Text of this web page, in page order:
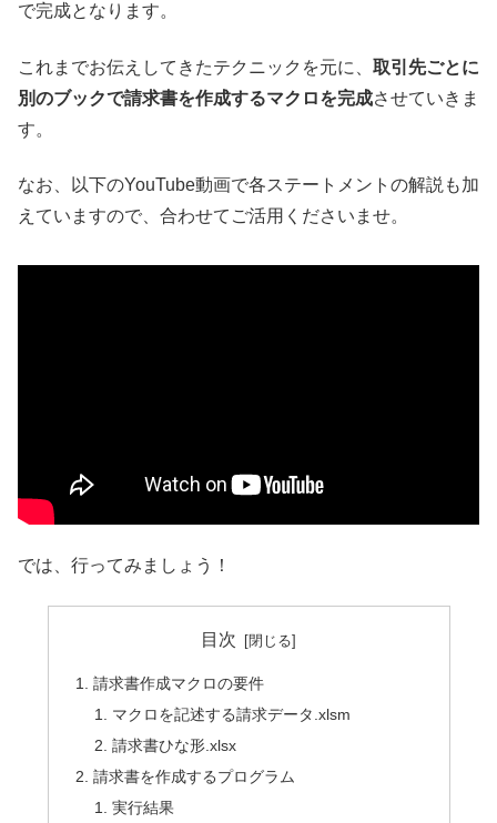
で完成となります。
これまでお伝えしてきたテクニックを元に、 取引先ごとに
別のブックで請求書を作成するマクロを完成させていきま
す。
なお、以下のYouTube動画で各ステートメントの解説も加
えていますので、合わせてご活用くださいませ。
では、行ってみましょう！
目次
請求書作成マクロの要件
マクロを記述する請求データ.xlsm
請求書ひな形.xlsx
請求書を作成するプログラム
実行結果